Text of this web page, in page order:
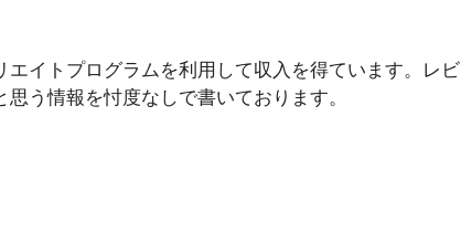
イトプログラムを利用して収入を得ています。レビ
う情報を忖度なしで書いております。